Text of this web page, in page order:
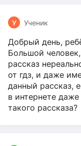
У Ученик
Добрый день,
Большой
рассказ
от гдз, и даже
данный рассказ,
в интернете
такого рассказа?